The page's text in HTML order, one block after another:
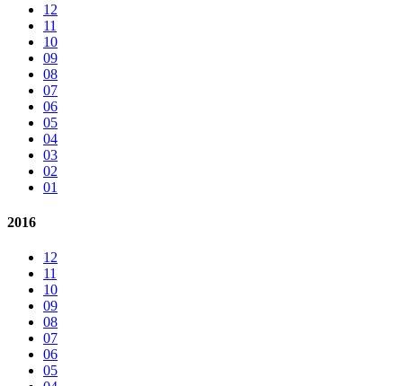
12
11
10
09
08
07
06
05
04
03
02
01
2016
12
11
10
09
08
07
06
05